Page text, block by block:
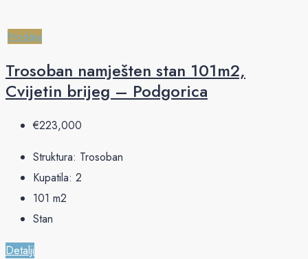
Prodaja
Trosoban namješten stan 101m2,
Cvijetin brijeg – Podgorica
€‎223,000
Struktura: Trosoban
Kupatila: 2
101 m2
Stan
Detalji